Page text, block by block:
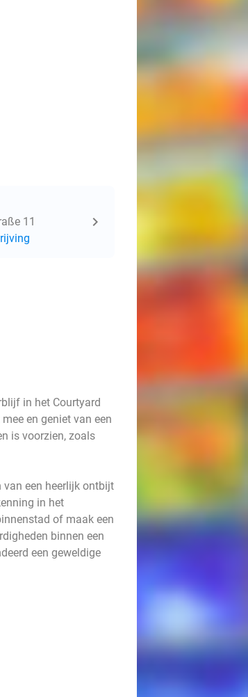
11
in het Courtyard
en geniet van een
is voorzien, zoals
van een heerlijk ontbijt
in het
of maak een
binnen een
een geweldige